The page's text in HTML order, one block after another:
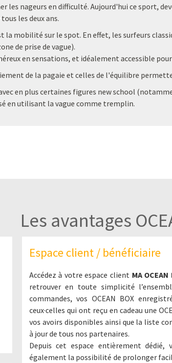
les nageurs en difficulté. Aujourd'hui ce sport,
les deux ans.
la mobilité sur le spot. En effet, les surfeurs
de prise de vague).
en sensations, et idéalement accessible
de la pagaie et celles de l'équilibre
en plus certaines figures new school
en utilisant la vague comme tremplin.
Les avantages
Espace client / bénéficiaire
Accédez à votre espace client MA OCEAN
retrouver en toute simplicité
commandes, vos OCEAN BOX
ceux·celles qui ont reçu en cadeau une
vos avoirs disponibles ainsi que la liste
à jour de tous nos partenaires.
Depuis cet espace entièrement dédié,
également la possibilité de prolonger